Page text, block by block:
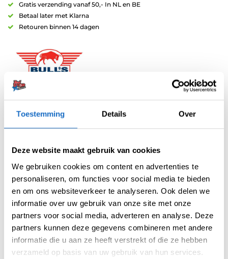
Toestemming Details Over
Deze website maakt gebruik van cookies
We gebruiken cookies om content en advertenties te
personaliseren, om functies voor social media te bieden
en om ons websiteverkeer te analyseren. Ook delen we
informatie over uw gebruik van onze site met onze
partners voor social media, adverteren en analyse. Deze
partners kunnen deze gegevens combineren met andere
informatie die u aan ze heeft verstrekt of die ze hebben
verzameld op basis van uw gebruik van hun services.
Gratis verzending vanaf 50,- In NL en BE
Betaal later met Klarna
Retouren binnen 14 dagen
BEOORDELINGEN (0)